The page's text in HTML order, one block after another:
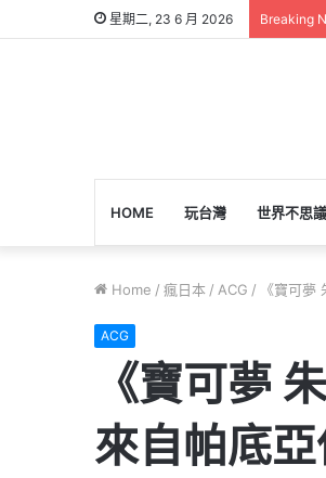
星期二, 23 6 月 2026 Breaking
HOME 玩台灣 世界不思議
Home / 瘋日本 / ACG / 《寶可
ACG
《寶可夢
來自帕底